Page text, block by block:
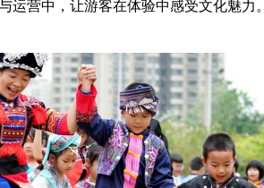
运营中，让游客在体验中感受文化魅力。